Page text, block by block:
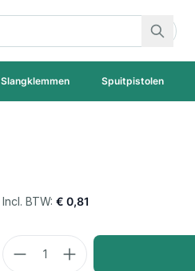
Slangklemmen Spuitpistolen
€ 0,81
Aantal